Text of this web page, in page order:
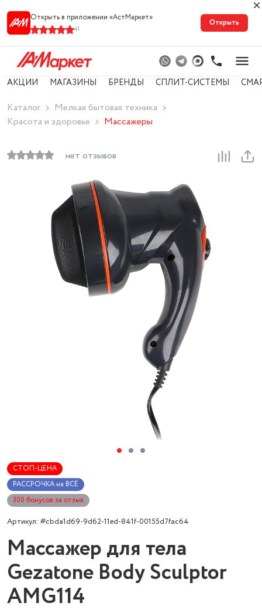
Открыть в приложении «АстМарке‪т‬»
41
Открыть
АКЦИИ МАГАЗИНЫ БРЕНДЫ СПЛИТ-СИСТЕМЫ
Каталог
Мелкая бытовая техника
Красота и здоровье
Массажеры
нет отзывов
СТОП-ЦЕНА
РАССРОЧКА на ВСЁ
300 бонусов за отзыв
Артикул: #cbda1d69-9d62-11ed-841f-00155d7fac64
Массажер для тела
Gezatone Body Sculptor
AMG114